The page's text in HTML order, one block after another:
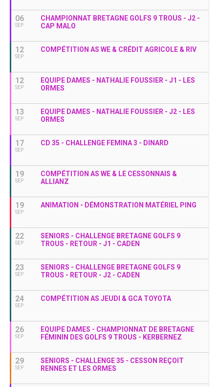
06
SEP
CHAMPIONNAT BRETAGNE GOLFS 9 TROUS - J2 -
CAP MALO
12
SEP
COMPÉTITION AS WE & CRÉDIT AGRICOLE & RIV
12
SEP
EQUIPE DAMES - NATHALIE FOUSSIER - J1 - LES
ORMES
13
SEP
EQUIPE DAMES - NATHALIE FOUSSIER - J2 - LES
ORMES
17
SEP
CD 35 - CHALLENGE FEMINA 3 - DINARD
19
SEP
COMPÉTITION AS WE & LE CESSONNAIS &
ALLIANZ
19
SEP
ANIMATION - DÉMONSTRATION MATÉRIEL PING
22
SEP
SENIORS - CHALLENGE BRETAGNE GOLFS 9
TROUS - RETOUR - J1 - CADEN
23
SEP
SENIORS - CHALLENGE BRETAGNE GOLFS 9
TROUS - RETOUR - J2 - CADEN
24
SEP
COMPÉTITION AS JEUDI & GCA TOYOTA
26
SEP
EQUIPE DAMES - CHAMPIONNAT DE BRETAGNE
FÉMININ DES GOLFS 9 TROUS - KERBERNEZ
29
SEP
SENIORS - CHALLENGE 35 - CESSON REÇOIT
RENNES ET LES ORMES